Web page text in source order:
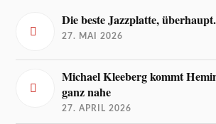
Die beste Jazzplatte, überhaupt.
27. MAI 2026
Michael Kleeberg kommt
ganz nahe
27. APRIL 2026